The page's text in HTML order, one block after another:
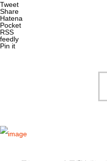
Tweet
Share
Hatena
Pocket
RSS
feedly
Pin it